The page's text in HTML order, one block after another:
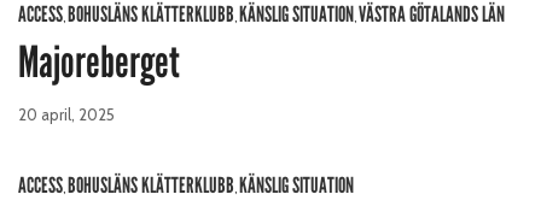
ACCESS,BOHUSLÄNS KLÄTTERKLUBB,KÄNSLIG SITUATION,VÄSTRA GÖTALANDS LÄN
Majoreberget
20 april, 2025
ACCESS,BOHUSLÄNS KLÄTTERKLUBB,KÄNSLIG SITUATION